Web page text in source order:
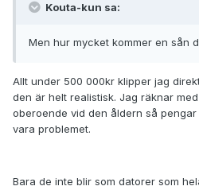
Kouta-kun sa:
Men hur mycket kommer en sån
Allt under 500 000kr klipper jag
den är helt realistisk. Jag räknar
oberoende vid den åldern så
vara problemet.
Bara de inte blir som datorer som